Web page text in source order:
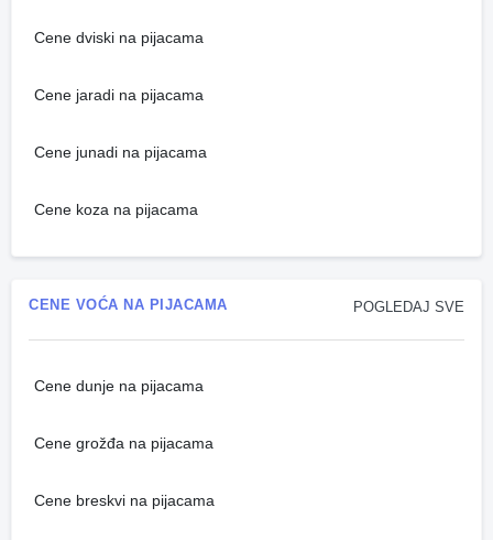
Cene dviski na pijacama
Cene jaradi na pijacama
Cene junadi na pijacama
Cene koza na pijacama
POGLEDAJ SVE
CENE VOĆA NA PIJACAMA
Cene dunje na pijacama
Cene grožđa na pijacama
Cene breskvi na pijacama